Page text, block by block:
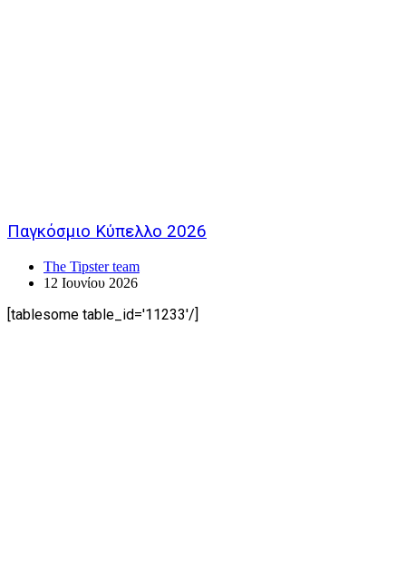
Παγκόσμιο Κύπελλο 2026
The Tipster team
12 Ιουνίου 2026
[tablesome table_id='11233'/]